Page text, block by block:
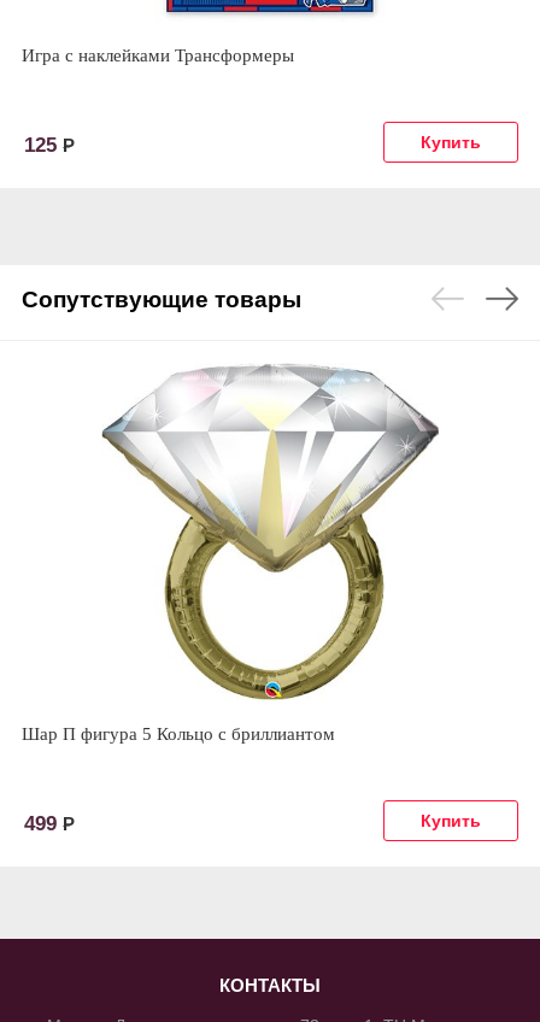
Игра с наклейками Трансформеры
125 Р
Сопутствующие товары
Шар П фигура 5 Кольцо с бриллиантом
499 Р
КОНТАКТЫ